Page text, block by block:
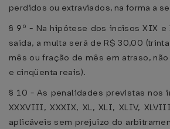
perdidos ou extraviados, na forma a
§ 9º - Na hipótese dos incisos XIX
saída, a multa será de R$ 30,00
mês ou fração de mês em atraso,
e cinqüenta reais).
§ 10 - As penalidades previstas nos
XXXVIII, XXXIX, XL, XLI, XLIV,
aplicáveis sem prejuízo do